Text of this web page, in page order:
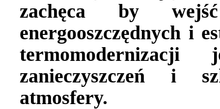
zachęca by
energooszczędnych i
termomodernizacji
zanieczyszczeń i
atmosfery.